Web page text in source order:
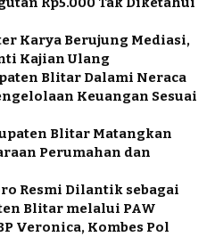
Karya Berujung Mediasi,
Kajian Ulang
Blitar Dalami Neraca
Keuangan Sesuai
Blitar Matangkan
Perumahan dan
Resmi Dilantik sebagai
Blitar melalui PAW
Veronica, Kombes Pol